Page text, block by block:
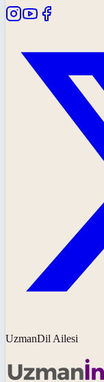
UzmanDil Ailesi